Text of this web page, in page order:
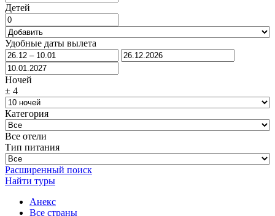
Детей
Удобные даты вылета
Ночей
± 4
Категория
Все отели
Тип питания
Расширенный поиск
Найти туры
Анекс
Все страны